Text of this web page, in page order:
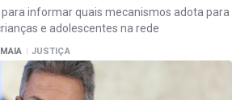
informar quais mecanismos adota para
e adolescentes na rede
JUSTIÇA